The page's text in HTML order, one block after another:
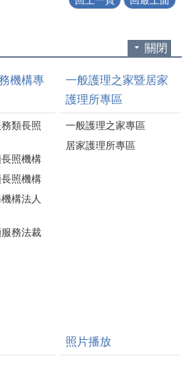
關閉
機構專
類長照
照機構
照機構
構法人
務法裁
一般護理之家暨居家
護理所專區
一般護理之家專區
居家護理所專區
照片播放